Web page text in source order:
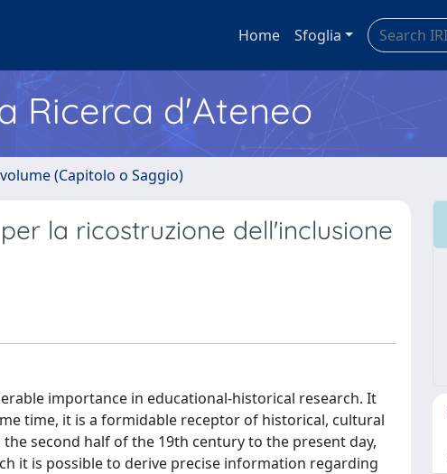
Home Sfoglia
Ricerca d'Ateneo
(Capitolo o Saggio)
la ricostruzione dell'inclusione
importance in educational-historical research. It
time, it is a formidable receptor of historical, cultural
second half of the 19th century to the present day,
it is possible to derive precise information regarding